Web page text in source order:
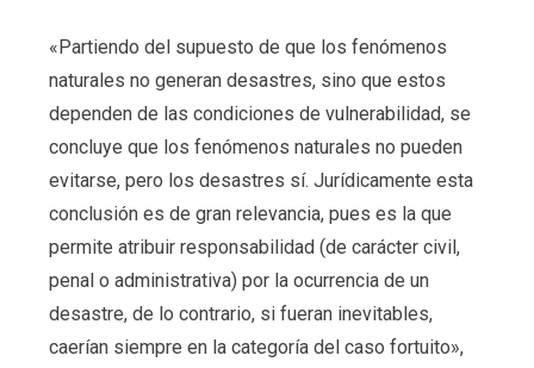
«Partiendo del supuesto de que los fenómenos
naturales no generan desastres, sino que estos
dependen de las condiciones de vulnerabilidad, se
concluye que los fenómenos naturales no pueden
evitarse, pero los desastres sí. Jurídicamente esta
conclusión es de gran relevancia, pues es la que
permite atribuir responsabilidad (de carácter civil,
penal o administrativa) por la ocurrencia de un
desastre, de lo contrario, si fueran inevitables,
caerían siempre en la categoría del caso fortuito»,